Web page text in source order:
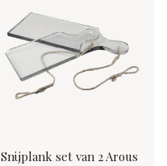
Snijplank set van 2 Arous